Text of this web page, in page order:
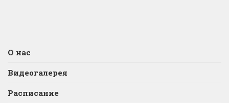
О нас
Видеогалерея
Расписание